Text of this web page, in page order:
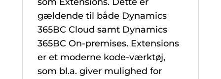
gældende til både Dynamics
365BC Cloud samt Dynamics
365BC On-premises. Extensions
er et moderne kode-værktøj,
som bl.a. giver mulighed for